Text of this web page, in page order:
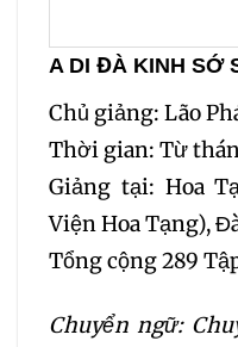
A DI ĐÀ KINH SỚ
Chủ giảng: Lão
Thời gian: Từ
Giảng tại: Hoa
Viện Hoa Tạng),
Tổng cộng 289
Chuyển ngữ: